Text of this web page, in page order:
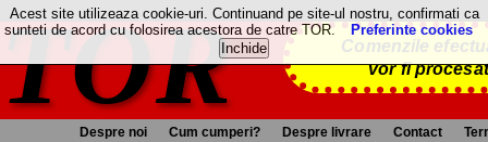
TOR
Comenzile
vor fi
Despre noi Cum cumperi? Despre livrare Contact
Acest site utilizeaza cookie-uri. Continuand pe site-ul nostru, confirmati ca
sunteti de acord cu folosirea acestora de catre TOR.
Preferinte cookies